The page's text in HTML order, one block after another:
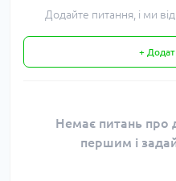
Додайте питання, і ми
+
Немає питань про
першим і